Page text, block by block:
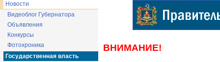
Новости
Видеоблог Губернатора
Объявления
Конкурсы
Фотохроника
Государственная власть
ВНИМАНИЕ!